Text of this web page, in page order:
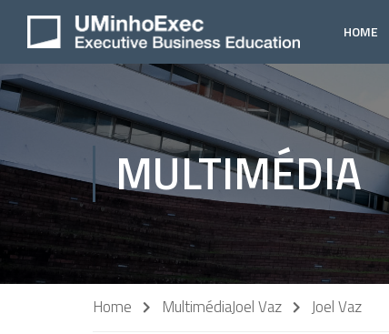
HOME
MULTIMÉDIA
Home MultimédiaJoel Vaz Joel Vaz